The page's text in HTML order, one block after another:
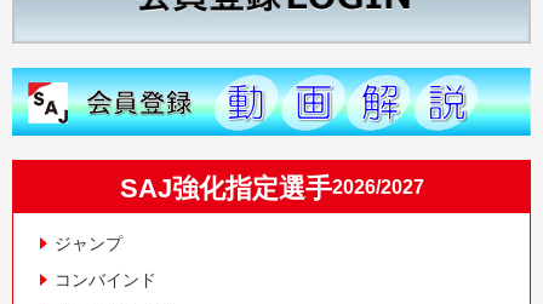
SAJ強化指定選手2026/2027
ジャンプ
コンバインド